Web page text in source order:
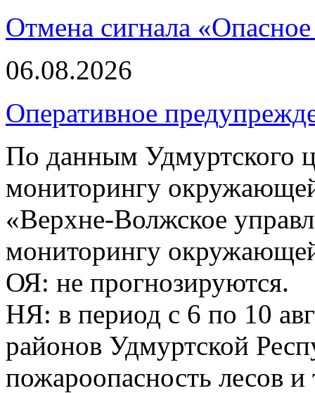
Отмена сигнала
06.08.2026
Оперативное
По данным Удмуртского
мониторингу
«Верхне-Волжское
мониторингу
ОЯ: не прогнозируются.
НЯ: в период с 6 по 10
районов Удмуртской
пожароопасность лесов